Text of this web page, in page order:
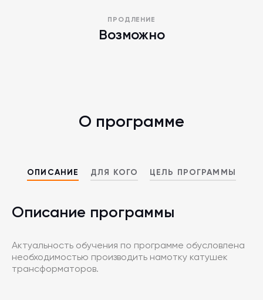
ПРОДЛЕНИЕ
Возможно
О программе
ОПИСАНИЕ ДЛЯ КОГО ЦЕЛЬ ПРОГРАММЫ
Описание программы
Актуальность обучения по программе обусловлена
необходимостью производить намотку катушек
трансформаторов.